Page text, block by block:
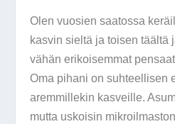
Olen vuosien saatossa
kasvin sieltä ja toisen täältä
vähän erikoisemmat
Oma pihani on suhteellisen
aremmillekin kasveille.
mutta uskoisin